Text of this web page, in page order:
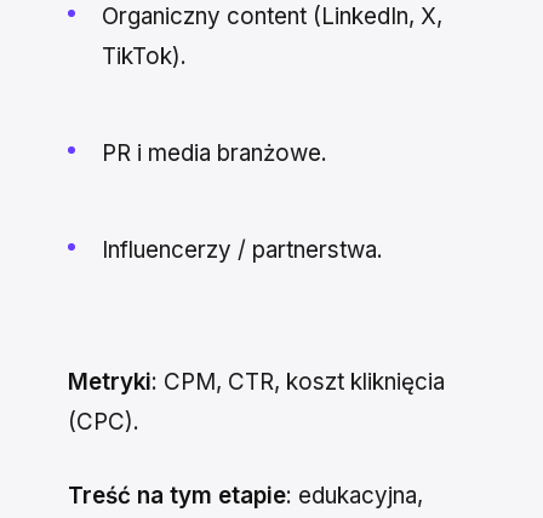
Organiczny content (LinkedIn, X,
TikTok).
PR i media branżowe.
Influencerzy / partnerstwa.
Metryki: CPM, CTR, koszt kliknięcia
(CPC).
Treść na tym etapie: edukacyjna,